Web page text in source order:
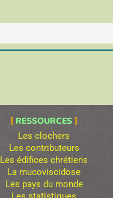
RESSOURCES
Les clochers
Les contributeurs
Les édifices chrétiens
La mucoviscidose
Les pays du monde